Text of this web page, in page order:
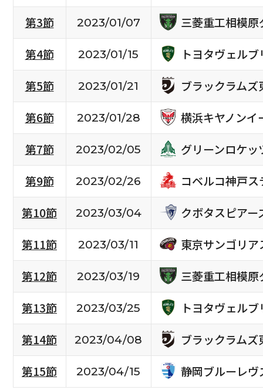
第3節
2023/01/07
三菱重工相模
第4節
2023/01/15
トヨタヴェル
第5節
2023/01/21
ブラックラムズ
第6節
2023/01/28
横浜キヤノンイ
第7節
2023/02/05
グリーンロケッ
第9節
2023/02/26
コベルコ神戸
第10節
2023/03/04
クボタスピア
第11節
2023/03/11
東京サンゴリア
第12節
2023/03/19
三菱重工相模
第13節
2023/03/25
トヨタヴェル
第14節
2023/04/08
ブラックラムズ
第15節
2023/04/15 静岡ブルーレヴ